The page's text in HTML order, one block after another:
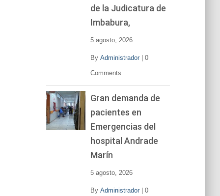
de la Judicatura de
Imbabura,
5 agosto, 2026
By Administrador| 0
Comments
Gran demanda de
pacientes en
Emergencias del
hospital Andrade
Marín
5 agosto, 2026
By Administrador| 0